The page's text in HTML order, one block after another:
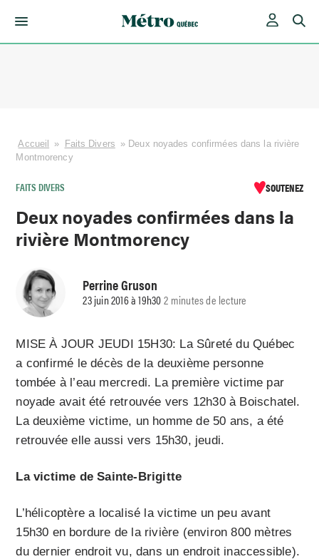
Accueil » Faits Divers » Deux noyades confirmées dans la rivière
Montmorency
FAITS DIVERS SOUTENEZ
Deux noyades confirmées dans la
rivière Montmorency
Perrine Gruson
23 juin 2016 à 19h302 minutes de lecture
MISE À JOUR JEUDI 15H30: La Sûreté du Québec
a confirmé le décès de la deuxième personne
tombée à l’eau mercredi. La première victime par
noyade avait été retrouvée vers 12h30 à Boischatel.
La deuxième victime, un homme de 50 ans, a été
retrouvée elle aussi vers 15h30, jeudi.
La victime de Sainte-Brigitte
L’hélicoptère a localisé la victime un peu avant
15h30 en bordure de la rivière (environ 800 mètres
du dernier endroit vu, dans un endroit inaccessible).